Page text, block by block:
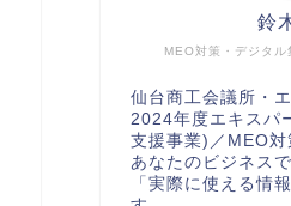
MEO対策・デジタル
鈴
仙台商工会議所・
2024年度エキスパ
支援事業)／MEO
あなたのビジネス
「実際に使える情